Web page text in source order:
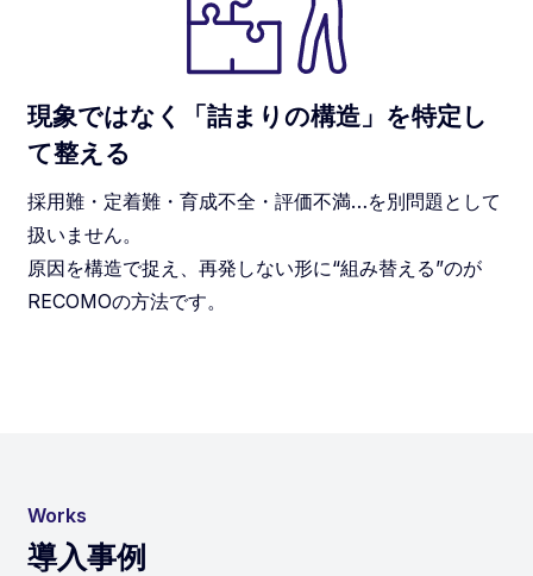
現象ではなく「詰まりの構造」を特定し
て整える
採用難・定着難・育成不全・評価不満…を別問題として
扱いません。
原因を構造で捉え、再発しない形に“組み替える”のが
RECOMOの方法です。
Works
導入事例